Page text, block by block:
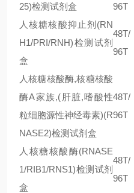
25)检测试剂盒
96T
人核糖核酸抑止剂(RN
H1/PRI/RNH)检测试剂
盒
48T/
96T
人核糖核酸酶,核糖核酸
酶A家族,(肝脏,嗜酸性
粒细胞源性神经毒素)(R
NASE2)检测试剂盒
48T/
96T
人核糖核酸酶(RNASE
1/RIB1/RNS1)检测试剂
盒
48T/
96T